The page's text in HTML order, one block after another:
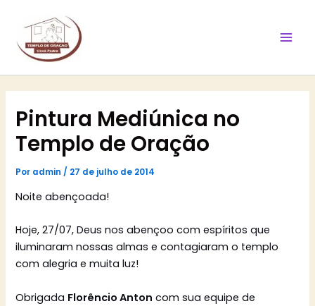
conteúdo
Pintura Mediúnica no
Templo de Oração
Por admin / 27 de julho de 2014
Noite abençoada!
Hoje, 27/07, Deus nos abençoo com espíritos que
iluminaram nossas almas e contagiaram o templo
com alegria e muita luz!
Obrigada Florêncio Anton com sua equipe de